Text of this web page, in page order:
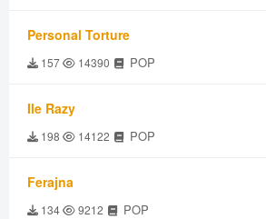
Personal Torture
157 14390 POP
Ile Razy
198 14122 POP
Ferajna
134 9212 POP